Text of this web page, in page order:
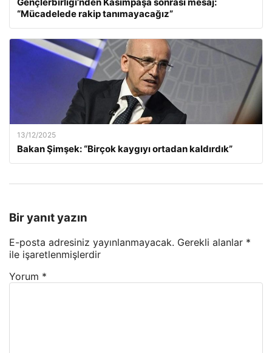
“Mücadelede rakip tanımayacağız”
13/12/2025
Bakan Şimşek: “Birçok kaygıyı ortadan kaldırdık”
Bir yanıt yazın
E-posta adresiniz yayınlanmayacak. Gerekli alanlar *
ile işaretlenmişlerdir
Yorum *